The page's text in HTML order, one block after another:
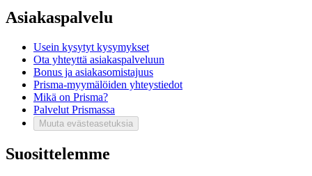
Asiakaspalvelu
Usein kysytyt kysymykset
Ota yhteyttä asiakaspalveluun
Bonus ja asiakasomistajuus
Prisma-myymälöiden yhteystiedot
Mikä on Prisma?
Palvelut Prismassa
Muuta evästeasetuksia
Suosittelemme